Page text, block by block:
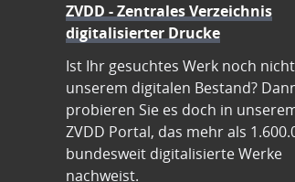
ZVDD - Zentrales Verzeichnis
digitalisierter Drucke
Ist Ihr gesuchtes Werk noch
unserem digitalen Bestand?
probieren Sie es doch in
ZVDD Portal, das mehr als
bundesweit digitalisierte Werke
nachweist.